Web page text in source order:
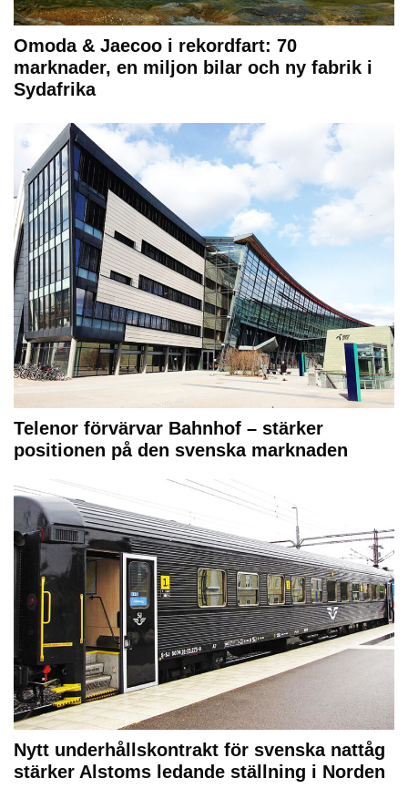
Omoda & Jaecoo i rekordfart: 70
marknader, en miljon bilar och ny fabrik i
Sydafrika
Telenor förvärvar Bahnhof – stärker
positionen på den svenska marknaden
Nytt underhållskontrakt för svenska nattåg
stärker Alstoms ledande ställning i Norden